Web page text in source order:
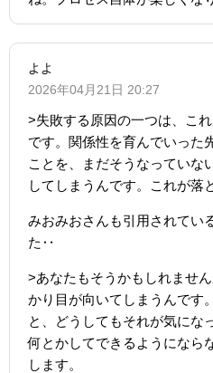
よよ
2026年04月21日 20:27
>失敗する原因の一つは、こ
です。関係性を育んでいった
ことを、まだそうなっていな
してしまうんです。これが落
みおみおさんも引用されてい
た‥
>あなたもそうかもしれませ
かり目が向いてしまうんです
と、どうしてもそれが気にな
何とかしてできるようになら
します。